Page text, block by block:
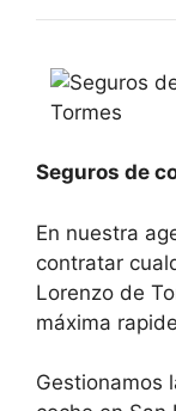
Seguros de
En nuestra
contratar
Lorenzo de
máxima
Gestionamos